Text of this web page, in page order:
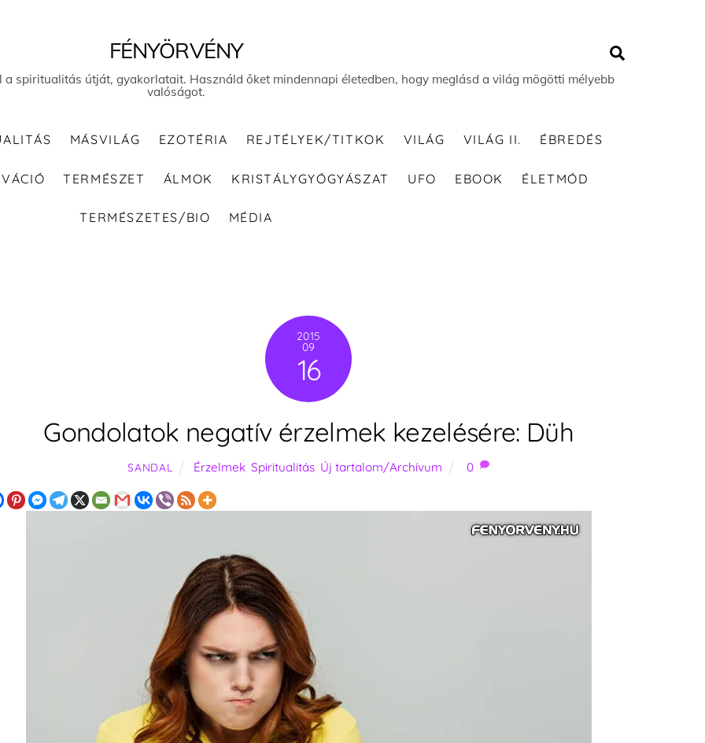
FÉNYÖRVÉNY
a spiritualitás útját, gyakorlatait. Használd őket mindennapi életedben, hogy meglásd a világ mögötti mélyebb
valóságot.
MÁSVILÁG EZOTÉRIA REJTÉLYEK/TITKOK VILÁG VILÁG II. ÉBREDÉS
TERMÉSZET ÁLMOK KRISTÁLYGYÓGYÁSZAT UFO EBOOK ÉLETMÓD
TERMÉSZETES/BIO MÉDIA
2015
09
16
Gondolatok negatív érzelmek kezelésére: Düh
SANDAL Érzelmek ,Spiritualitás Új tartalom/Archívum 0